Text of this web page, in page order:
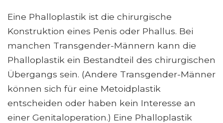
Eine Phalloplastik ist die chirurgische
Konstruktion eines Penis oder Phallus. Bei
manchen Transgender-Männern kann die
Phalloplastik ein Bestandteil des chirurgischen
Übergangs sein. (Andere Transgender-Männer
können sich für eine Metoidplastik
entscheiden oder haben kein Interesse an
einer Genitaloperation.) Eine Phalloplastik